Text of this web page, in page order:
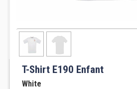
T-Shirt E190 Enfant
White